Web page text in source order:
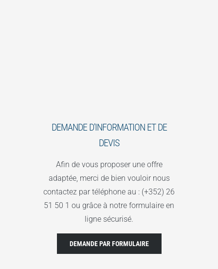
DEMANDE D'INFORMATION ET DE
DEVIS
Afin de vous proposer une offre
adaptée, merci de bien vouloir nous
contactez par téléphone au : (+352) 26
51 50 1 ou grâce à notre formulaire en
ligne sécurisé.
DEMANDE PAR FORMULAIRE